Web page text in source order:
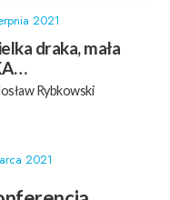
2021
draka, mała
Rybkowski
2021